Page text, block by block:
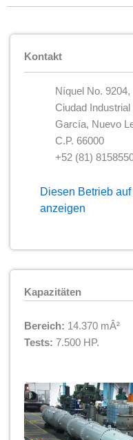
Kontakt
Níquel No. 9204,
Ciudad Industrial
García, Nuevo
C.P. 66000
+52 (81)
Diesen Betrieb
anzeigen
Kapazitäten
Bereich: 14.370 mÂ²
Tests: 7.500 HP.